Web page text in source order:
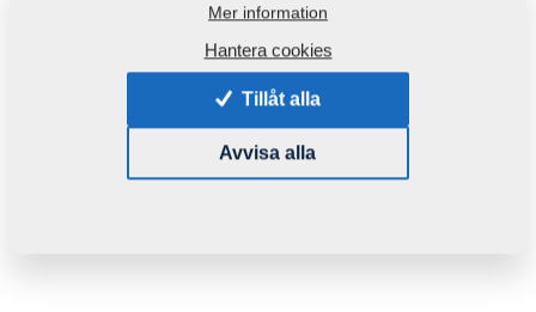
Mer information
Hantera cookies
Tillåt alla
Avvisa alla